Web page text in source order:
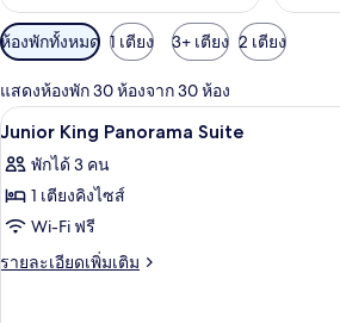
ตัว
กรอง
ที่
มี
ให้
สำหรับ
ห้อง
ห้องพักทั้งหมด 1 เตียง 3+ เตียง 2 เตียง
แสดงห้องพัก 30 ห้องจาก 30 ห้อง
เปิด
ภาพถ่าย
ทั้งหมด
ของ
Junior
เครื่องน
21
Junior King Panorama Suite
พักได้ 3 คน
1 เตียงคิงไซส์
Wi-Fi ฟรี
รายละเอียดเพิ่มเติม
ราย